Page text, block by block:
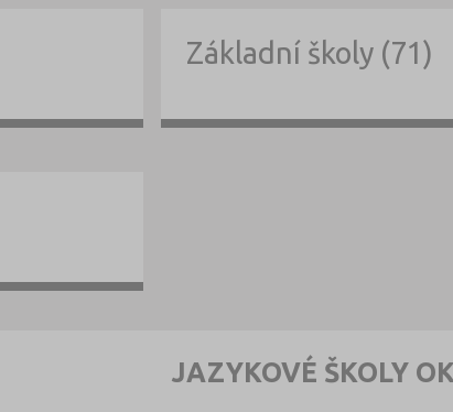
Základní školy (71)
JAZYKOVÉ ŠKOLY